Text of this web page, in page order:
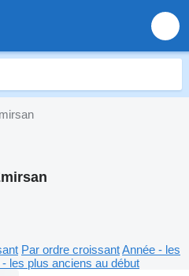
Par ordre croissantAnnée - les
les plus anciens au début